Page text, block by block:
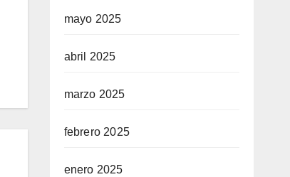
mayo 2025
abril 2025
marzo 2025
febrero 2025
enero 2025